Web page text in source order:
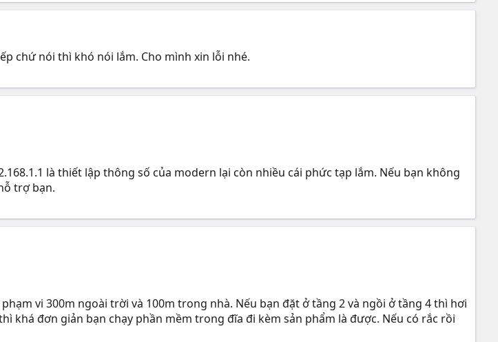
chứ nói thì khó nói lắm. Cho mình xin lỗi nhé.
là thiết lập thông số của modern lại còn nhiều cái phức tạp lắm. Nếu bạn không
trợ bạn.
vi 300m ngoài trời và 100m trong nhà. Nếu bạn đặt ở tầng 2 và ngồi ở tầng 4 thì hơi
khá đơn giản bạn chạy phần mềm trong đĩa đi kèm sản phẩm là được. Nếu có rắc rồi